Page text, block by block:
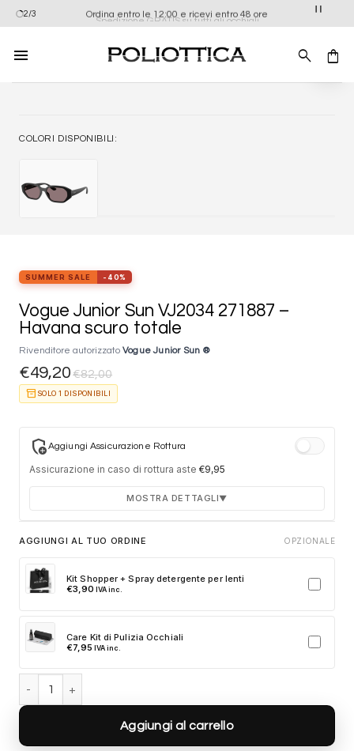
Salta
ai
contenuti
2/3
Spedizione GRATIS su tutti gli occhiali
Ordina entro le 12:00 e ricevi entro 48 ore
COLORI DISPONIBILI:
SUMMER SALE -40%
Vogue Junior Sun VJ2034 271887 –
Havana scuro totale
Rivenditore autorizzato Vogue Junior Sun ®
€49,20 €82,00
inventory_2 SOLO 1 DISPONIBILI
add_moderatorAggiungi Assicurazione Rottura
Assicurazione in caso di rottura aste €9,95
MOSTRA DETTAGLI▼
Durata 12 mesi dalla consegna dell'ordine
accidentale
Ricambi originali e certificati del produttore
Clicca sulla card per attivare l'assicurazione. Se non clicchi, non
verrà aggiunta al tuo ordine.
AGGIUNGI AL TUO ORDINE OPZIONALE
Kit Shopper + Spray detergente per lenti
€3,90 IVA inc.
Care Kit di Pulizia Occhiali
€7,95 IVA inc.
Aggiungi al carrello